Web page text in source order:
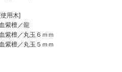
用木]
紫檀／龍
紫檀／丸玉６ｍｍ
紫檀／丸玉５ｍｍ